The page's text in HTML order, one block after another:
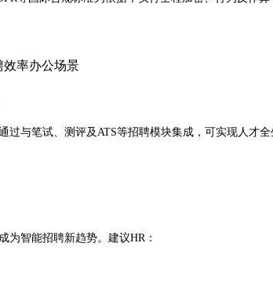
与笔试、测评及ATS等招聘模块集成，可实现人才
智能招聘新趋势。建议HR：